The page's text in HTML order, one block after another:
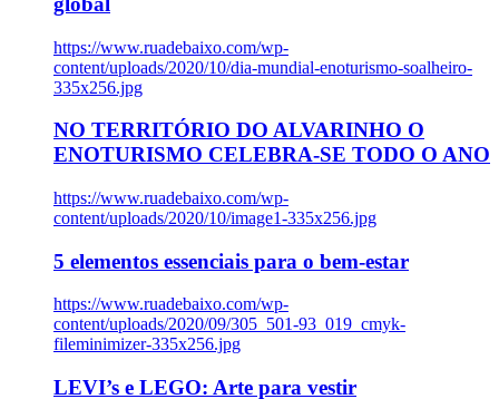
https://www.ruadebaixo.com/wp-
content/uploads/2020/10/dia-mundial-enoturismo-soalheiro-
335x256.jpg
NO TERRITÓRIO DO ALVARINHO O
ENOTURISMO CELEBRA-SE TODO O ANO
https://www.ruadebaixo.com/wp-
content/uploads/2020/10/image1-335x256.jpg
5 elementos essenciais para o bem-estar
https://www.ruadebaixo.com/wp-
content/uploads/2020/09/305_501-93_019_cmyk-
fileminimizer-335x256.jpg
LEVI’s e LEGO: Arte para vestir